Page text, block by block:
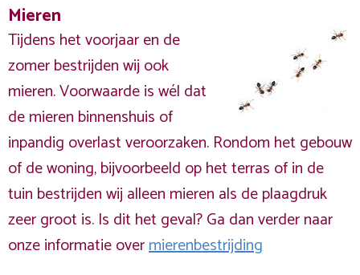
Mieren
Tijdens het voorjaar en de
zomer bestrijden wij ook
mieren. Voorwaarde is wél dat
de mieren binnenshuis of
inpandig overlast veroorzaken. Rondom het gebouw
of de woning, bijvoorbeeld op het terras of in de
tuin bestrijden wij alleen mieren als de plaagdruk
zeer groot is. Is dit het geval? Ga dan verder naar
onze informatie overmierenbestrijding